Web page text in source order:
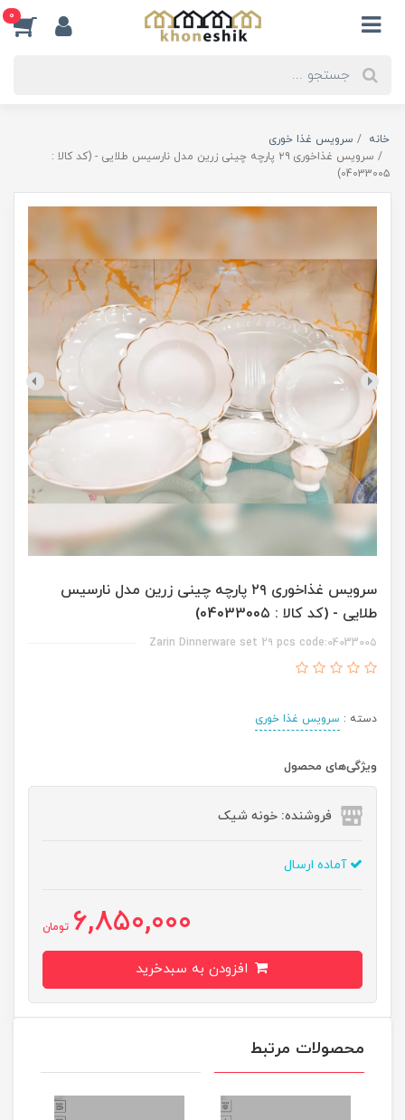
0
خانه
سرویس غذا خوری
سرویس غذاخوری ۲۹ پارچه چینی زرین مدل نارسیس طلایی - (کد کالا :
0403300۵)
سرویس غذاخوری ۲۹ پارچه چینی زرین مدل نارسیس
طلایی - (کد کالا : 0403300۵)
Zarin Dinnerware set 2۹ pcs code:0403300۵
دسته : سرویس غذا خوری
ویژگی‌های محصول
فروشنده: خونه شیک
آماده ارسال
6,850,000 تومان
محصولات مرتبط